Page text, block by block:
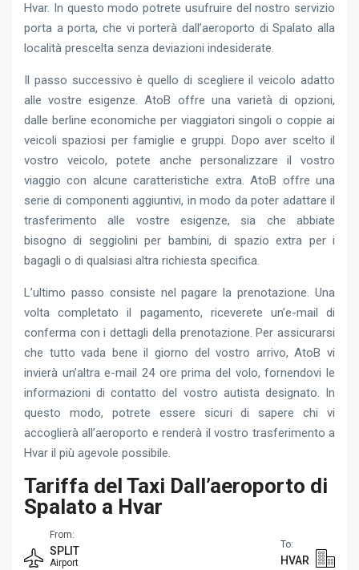
Hvar. In questo modo potrete usufruire del nostro servizio
porta a porta, che vi porterà dall’aeroporto di Spalato alla
località prescelta senza deviazioni indesiderate.
Il passo successivo è quello di scegliere il veicolo adatto
alle vostre esigenze. AtoB offre una varietà di opzioni,
dalle berline economiche per viaggiatori singoli o coppie ai
veicoli spaziosi per famiglie e gruppi. Dopo aver scelto il
vostro veicolo, potete anche personalizzare il vostro
viaggio con alcune caratteristiche extra. AtoB offre una
serie di componenti aggiuntivi, in modo da poter adattare il
trasferimento alle vostre esigenze, sia che abbiate
bisogno di seggiolini per bambini, di spazio extra per i
bagagli o di qualsiasi altra richiesta specifica.
L’ultimo passo consiste nel pagare la prenotazione. Una
volta completato il pagamento, riceverete un’e-mail di
conferma con i dettagli della prenotazione. Per assicurarsi
che tutto vada bene il giorno del vostro arrivo, AtoB vi
invierà un’altra e-mail 24 ore prima del volo, fornendovi le
informazioni di contatto del vostro autista designato. In
questo modo, potrete essere sicuri di sapere chi vi
accoglierà all’aeroporto e renderà il vostro trasferimento a
Hvar il più agevole possibile.
Tariffa del Taxi Dall’aeroporto di
Spalato a Hvar
From:
SPLIT
Airport
To:
HVAR